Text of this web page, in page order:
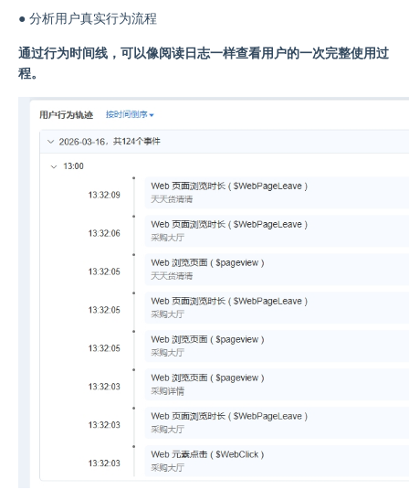
● 分析用户真实行为流程
通过行为时间线，可以像阅读日志一样查看用户的一次完整使用过
程。